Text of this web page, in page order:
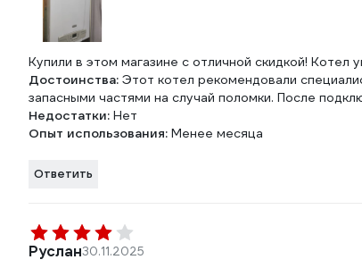
Купили в этом магазине с отличной скидкой! Котел
Достоинства: Этот котел рекомендовали
запасными частями на случай поломки. После
Недостатки: Нет
Опыт использования: Менее месяца
Ответить
Руслан30.11.2025